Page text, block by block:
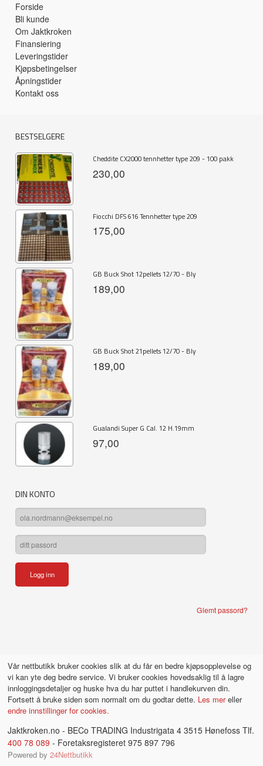
Forside
Bli kunde
Om Jaktkroken
Finansiering
Leveringstider
Kjøpsbetingelser
Åpningstider
Kontakt oss
BESTSELGERE
Cheddite CX2000 tennhetter type 209 - 100 pakk
230,00
Fiocchi DFS 616 Tennhetter type 209
175,00
GB Buck Shot 12pellets 12/70 - Bly
189,00
GB Buck Shot 21pellets 12/70 - Bly
189,00
Gualandi Super G Cal. 12 H.19mm
97,00
DIN KONTO
Glemt passord?
Vår nettbutikk bruker cookies slik at du får en bedre kjøpsopplevelse og
vi kan yte deg bedre service. Vi bruker cookies hovedsaklig til å lagre
innloggingsdetaljer og huske hva du har puttet i handlekurven din.
Fortsett å bruke siden som normalt om du godtar dette. Les mereller
endre innstillinger for cookies.
Jaktkroken.no - BECo TRADING Industrigata 4 3515 Hønefoss Tlf.
400 78 089 - Foretaksregisteret 975 897 796
Powered by24Nettbutikk